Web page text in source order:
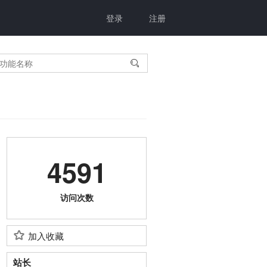
登录 注册

4591
访问次数
加入收藏
站长